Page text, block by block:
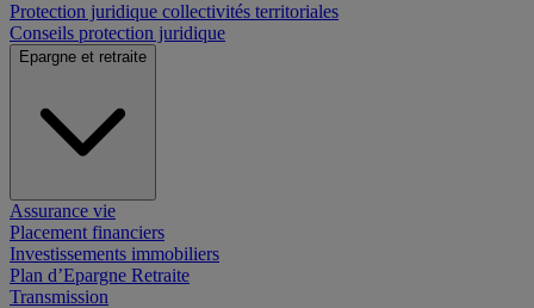
Protection juridique collectivités territoriales
Conseils protection juridique
Epargne et retraite
Assurance vie
Placement financiers
Investissements immobiliers
Plan d’Epargne Retraite
Transmission